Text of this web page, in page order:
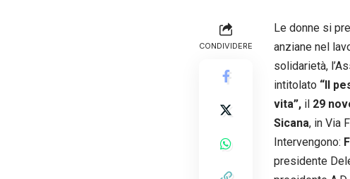
CONDIVIDERE
Le donne si
anziane nel
solidarietà,
intitolato “Il
vita”, il 29
Sicana, in Via
Intervengono:
presidente